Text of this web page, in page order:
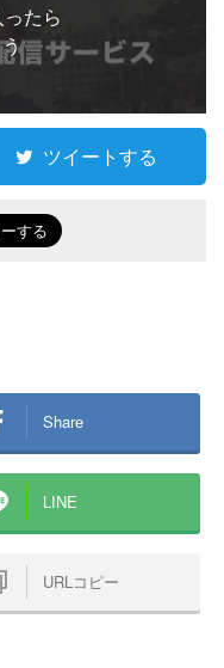
たら
ツイートする
Share
LINE
URLコピー